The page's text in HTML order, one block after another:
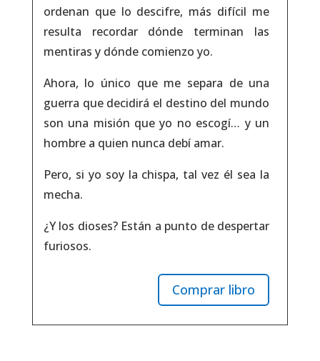
ordenan que lo descifre, más difícil me
resulta recordar dónde terminan las
mentiras y dónde comienzo yo.
Ahora, lo único que me separa de una
guerra que decidirá el destino del mundo
son una misión que yo no escogí… y un
hombre a quien nunca debí amar.
Pero, si yo soy la chispa, tal vez él sea la
mecha.
¿Y los dioses? Están a punto de despertar
furiosos.
Comprar libro